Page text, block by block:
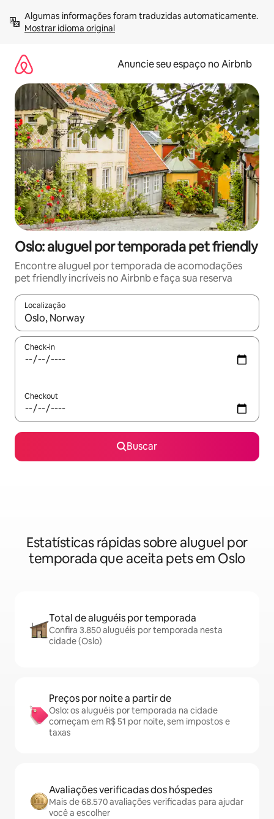
para
Mostrar idioma original
Anuncie seu espaço no Airbnb
Oslo: aluguel por temporada pet friendly
Encontre aluguel por temporada de acomodações
pet friendly incríveis no Airbnb e faça sua reserva
Localização
Quando os resultados estiverem disponíveis, explore-os
Check-in
Checkout
Buscar
Estatísticas rápidas sobre aluguel por
temporada que aceita pets em Oslo
Total de aluguéis por temporada
Confira 3.850 aluguéis por temporada nesta
cidade (Oslo)
Preços por noite a partir de
Oslo: os aluguéis por temporada na cidade
começam em R$ 51 por noite, sem impostos e
taxas
Avaliações verificadas dos hóspedes
Mais de 68.570 avaliações verificadas para ajudar
você a escolher